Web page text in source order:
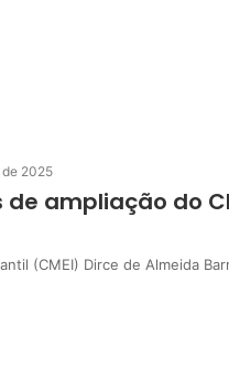
de 2025
ampliação do
(CMEI) Dirce de Almeida